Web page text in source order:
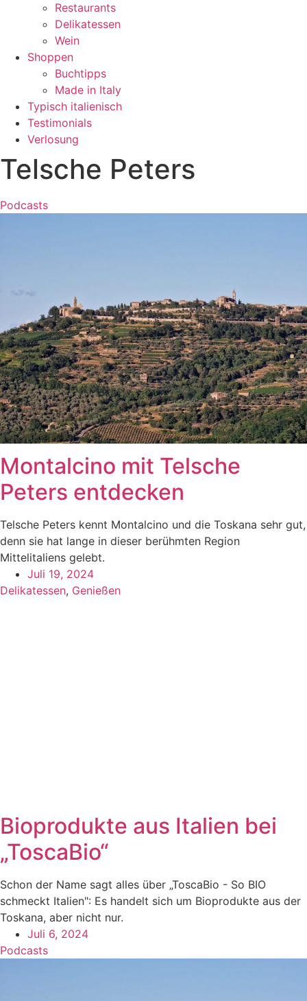
Restaurants
Delikatessen
Wein
Shoppen
Buchtipps
Made in Italy
Typisch italienisch
Testimonials
Verlosung
Telsche Peters
Podcasts
Montalcino mit Telsche
Peters entdecken
Telsche Peters kennt Montalcino und die Toskana sehr gut,
denn sie hat lange in dieser berühmten Region
Mittelitaliens gelebt.
Juli 19, 2024
Delikatessen, Genießen
Bioprodukte aus Italien bei
„ToscaBio“
Schon der Name sagt alles über „ToscaBio - So BIO
schmeckt Italien": Es handelt sich um Bioprodukte aus der
Toskana, aber nicht nur.
Juli 6, 2024
Podcasts